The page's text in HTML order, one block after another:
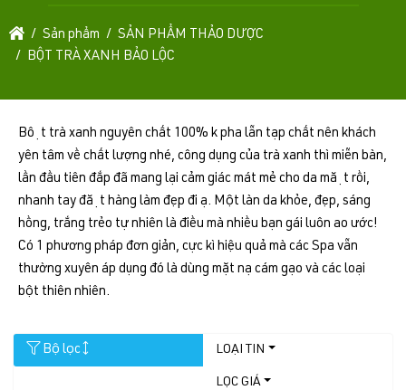
Sản phẩm
SẢN PHẨM THẢO DƯỢC
BỘT TRÀ XANH BẢO LỘC
Bột trà xanh nguyên chất 100% k pha lẫn tạp chất nên khách
yên tâm về chất lượng nhé, công dụng của trà xanh thì miễn bàn,
lần đầu tiên đắp đã mang lại cảm giác mát mẻ cho da mặt rồi,
nhanh tay đặt hàng làm đẹp đi ạ. Một làn da khỏe, đẹp, sáng
hồng, trắng trẻo tự nhiên là điều mà nhiều bạn gái luôn ao ước!
Có 1 phương pháp đơn giản, cực kì hiệu quả mà các Spa vẫn
thường xuyên áp dụng đó là dùng mặt nạ cám gạo và các loại
bột thiên nhiên.
Bộ lọc LOẠI TIN
LỌC GIÁ